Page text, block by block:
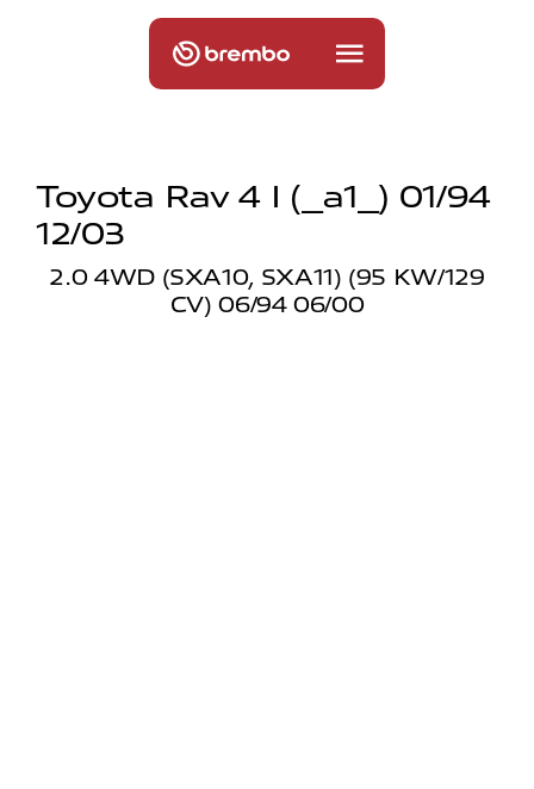
Toyota Rav 4 I (_a1_) 01/94
12/03
2.0 4WD (SXA10, SXA11) (95 KW/129
CV) 06/94 06/00